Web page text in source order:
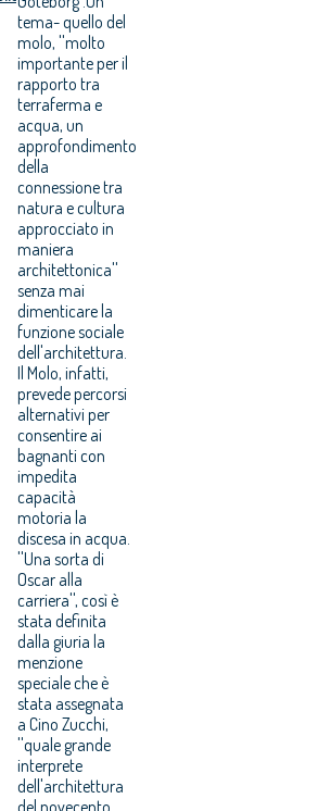
tema- quello del
molo, ''molto
importante per il
rapporto tra
terraferma e
acqua, un
approfondimento
della
connessione tra
natura e cultura
approcciato in
maniera
architettonica''
senza mai
dimenticare la
funzione sociale
dell'architettura.
Il Molo, infatti,
prevede percorsi
alternativi per
consentire ai
bagnanti con
impedita
capacità
motoria la
discesa in acqua.
''Una sorta di
Oscar alla
carriera'', così è
stata definita
dalla giuria la
menzione
speciale che è
stata assegnata
a Cino Zucchi,
''quale grande
interprete
dell'architettura
del novecento